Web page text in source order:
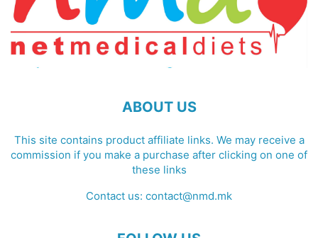
ABOUT US
This site contains product affiliate links. We may receive a
commission if you make a purchase after clicking on one of
these links
Contact us: contact@nmd.mk